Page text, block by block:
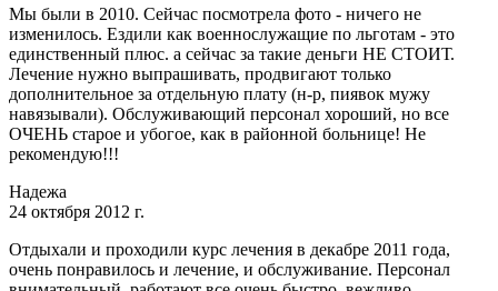
Мы были в 2010. Сейчас посмотрела фото - ничего не
изменилось. Ездили как военнослужащие по льготам - это
единственный плюс. а сейчас за такие деньги НЕ СТОИТ.
Лечение нужно выпрашивать, продвигают только
дополнительное за отдельную плату (н-р, пиявок мужу
навязывали). Обслуживающий персонал хороший, но все
ОЧЕНЬ старое и убогое, как в районной больнице! Не
рекомендую!!!
Надежа
24 октября 2012 г.
Отдыхали и проходили курс лечения в декабре 2011 года,
очень понравилось и лечение, и обслуживание. Персонал